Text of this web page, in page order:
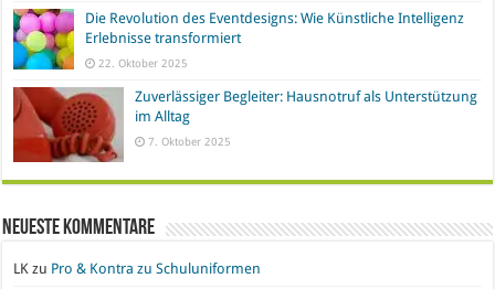
Die Revolution des Eventdesigns: Wie Künstliche Intelligenz
Erlebnisse transformiert
22. Oktober 2025
Zuverlässiger Begleiter: Hausnotruf als Unterstützung
im Alltag
7. Oktober 2025
Neueste Kommentare
LK zu Pro & Kontra zu Schuluniformen